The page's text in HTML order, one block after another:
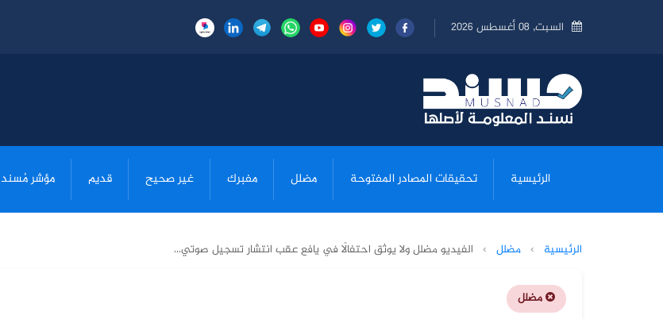
السبت, 08 أغسطس 2026
الرئيسية تحقيقات المصادر المفتوحة مضلل مفبرك غير صحيح قديم مؤشر مُسند
الرئيسية › مضلل › الفيديو مضلل ولا يوثق احتفالًا في يافع عقب انتشار تسجيل صوتي...
مضلل